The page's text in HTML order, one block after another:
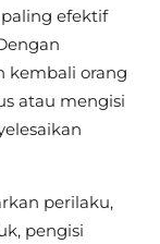
efektif
kembali orang
atau mengisi
perilaku,
pengisi